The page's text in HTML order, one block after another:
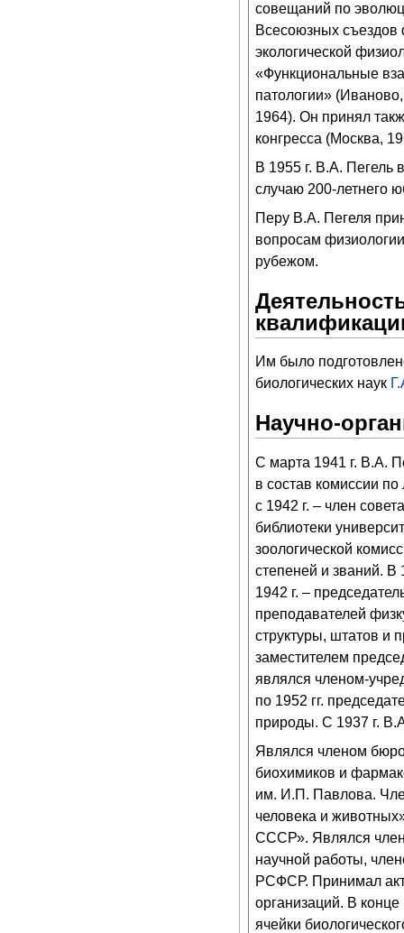
совещаний по
Всесоюзных съездов
экологической
«Функциональные
патологии»
1964). Он принял
конгресса (Москва,
В 1955 г. В.А. Пегель
случаю 200-летнего
Перу В.А. Пегеля
вопросам
рубежом.
Им было
биологических наук
Научно-
С марта 1941 г. В.А.
в состав комиссии
с 1942 г. – член
библиотеки
зоологической
степеней и званий. В
1942 г. –
преподавателей
структуры, штатов и
заместителем
являлся членом-
по 1952 гг.
природы. С 1937 г.
Являлся членом
биохимиков и
им. И.П. Павлова.
человека и
СССР». Являлся
научной работы,
РСФСР. Принимал
организаций. В
ячейки